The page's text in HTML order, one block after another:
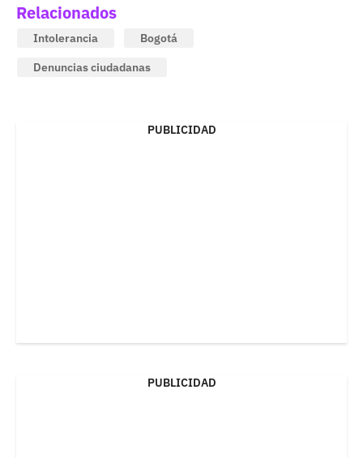
Relacionados
Intolerancia
Bogotá
Denuncias ciudadanas
PUBLICIDAD
PUBLICIDAD